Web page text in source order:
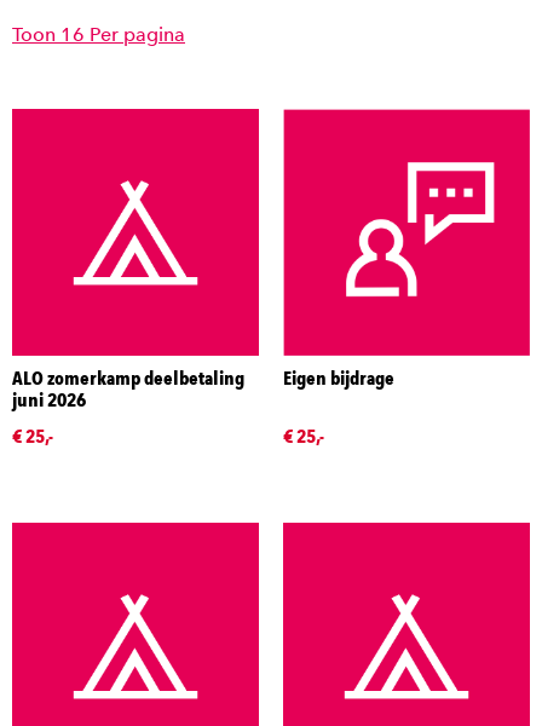
Toon 16 Per pagina
ALO zomerkamp deelbetaling
juni 2026
€ 25,-
Eigen bijdrage
€ 25,-